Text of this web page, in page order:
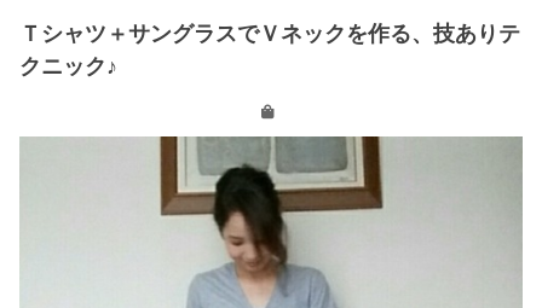
Ｔシャツ＋サングラスでＶネックを作る、技ありテ
クニック♪